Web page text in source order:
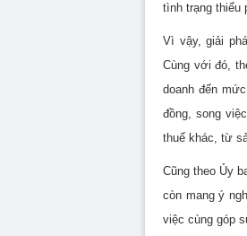
tình trạng thiểu
Vì vậy, giải
Cùng với đó,
doanh đến
đồng, song
thuế khác, từ
Cũng theo Ủy
còn mang ý
việc cùng góp